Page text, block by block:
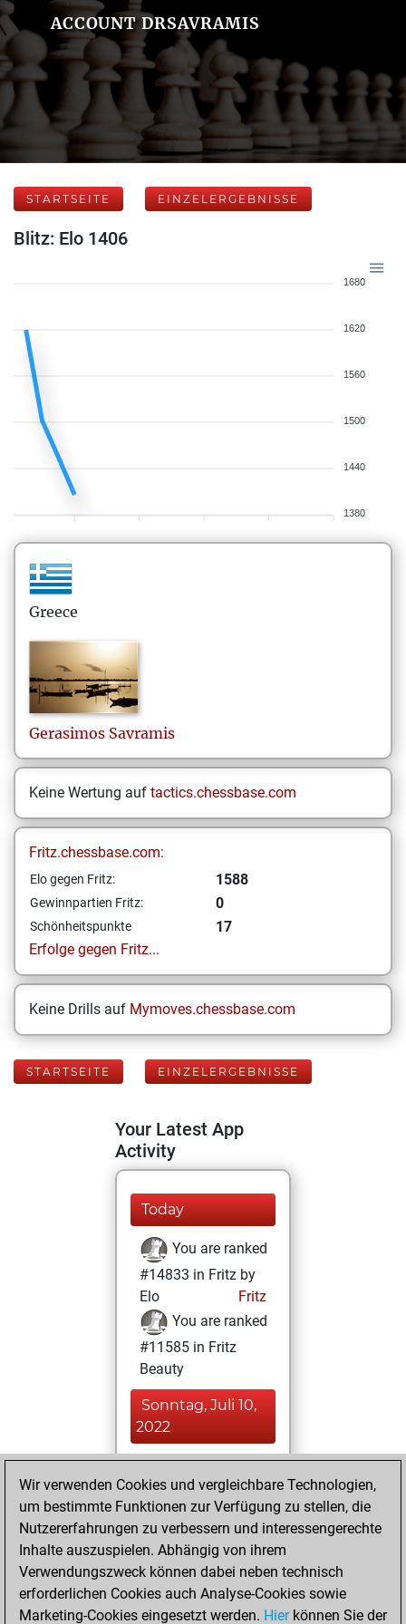
ACCOUNT DRSAVRAMIS
STARTSEITE EINZELERGEBNISSE
Blitz: Elo 1406
1680
1620
1560
1500
1440
1380
Greece
Gerasimos Savramis
Keine Wertung auf tactics.chessbase.com
Fritz.chessbase.com:
Elo gegen Fritz: 1588
Gewinnpartien Fritz: 0
Schönheitspunkte
17
Erfolge gegen Fritz...
Keine Drills auf Mymoves.chessbase.com
STARTSEITE EINZELERGEBNISSE
Your Latest App
Activity
Today
You are ranked
#14833 in Fritz by
Elo
Fritz
You are ranked
#11585 in Fritz
Beauty
Sonntag, Juli 10,
2022
You achieved a
BeautyScore of 17
Fritz
You
achieved a new Elo
of 1588
You created
your Fritz account
Wir verwenden Cookies und vergleichbare Technologien,
um bestimmte Funktionen zur Verfügung zu stellen, die
Nutzererfahrungen zu verbessern und interessengerechte
Inhalte auszuspielen. Abhängig von ihrem
Verwendungszweck können dabei neben technisch
erforderlichen Cookies auch Analyse-Cookies sowie
Marketing-Cookies eingesetzt werden. Hierkönnen Sie der